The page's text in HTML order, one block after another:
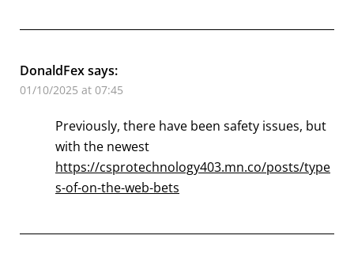
DonaldFexsays:
01/10/2025 at 07:45
Previously, there have been safety issues, but
with the newest
https://csprotechnology403.mn.co/posts/type
s-of-on-the-web-bets